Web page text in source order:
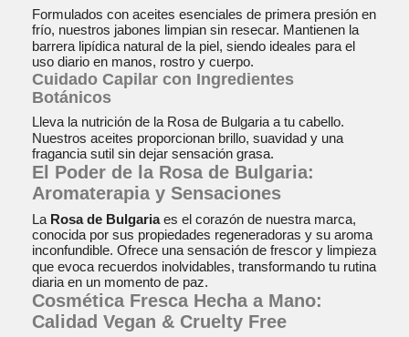
Formulados con aceites esenciales de primera presión en
frío, nuestros jabones limpian sin resecar. Mantienen la
barrera lipídica natural de la piel, siendo ideales para el
uso diario en manos, rostro y cuerpo.
Cuidado Capilar con Ingredientes
Botánicos
Lleva la nutrición de la Rosa de Bulgaria a tu cabello.
Nuestros aceites proporcionan brillo, suavidad y una
fragancia sutil sin dejar sensación grasa.
El Poder de la Rosa de Bulgaria:
Aromaterapia y Sensaciones
La Rosa de Bulgariaes el corazón de nuestra marca,
conocida por sus propiedades regeneradoras y su aroma
inconfundible. Ofrece una sensación de frescor y limpieza
que evoca recuerdos inolvidables, transformando tu rutina
diaria en un momento de paz.
Cosmética Fresca Hecha a Mano:
Calidad Vegan & Cruelty Free